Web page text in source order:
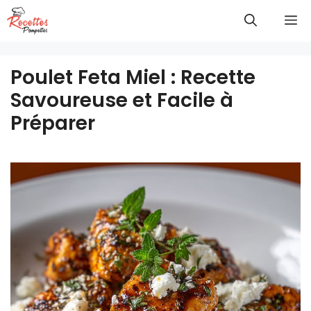
Aller
au
Poulet Feta Miel : Recette
Savoureuse et Facile à
Préparer